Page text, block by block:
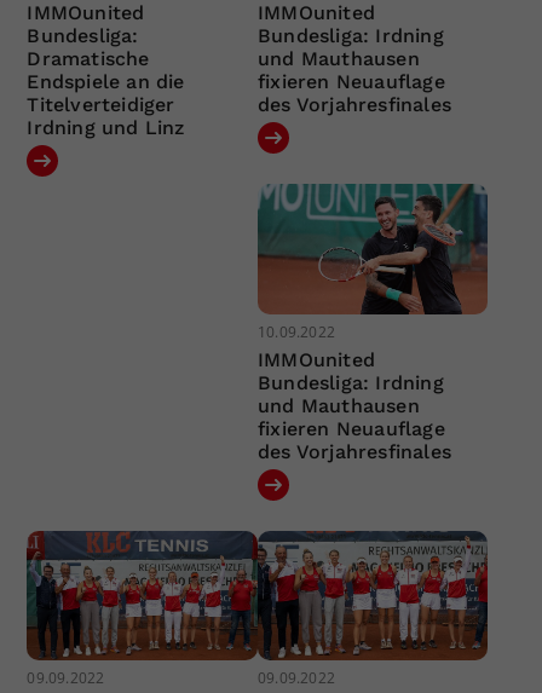
IMMOunited
Bundesliga:
Dramatische
Endspiele an die
Titelverteidiger
Irdning und Linz
IMMOunited
Bundesliga: Irdning
und Mauthausen
fixieren Neuauflage
des Vorjahresfinales
10.09.2022
IMMOunited
Bundesliga: Irdning
und Mauthausen
fixieren Neuauflage
des Vorjahresfinales
09.09.2022 09.09.2022